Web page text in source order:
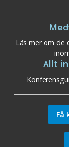
Läs mer om de
Allt
Få